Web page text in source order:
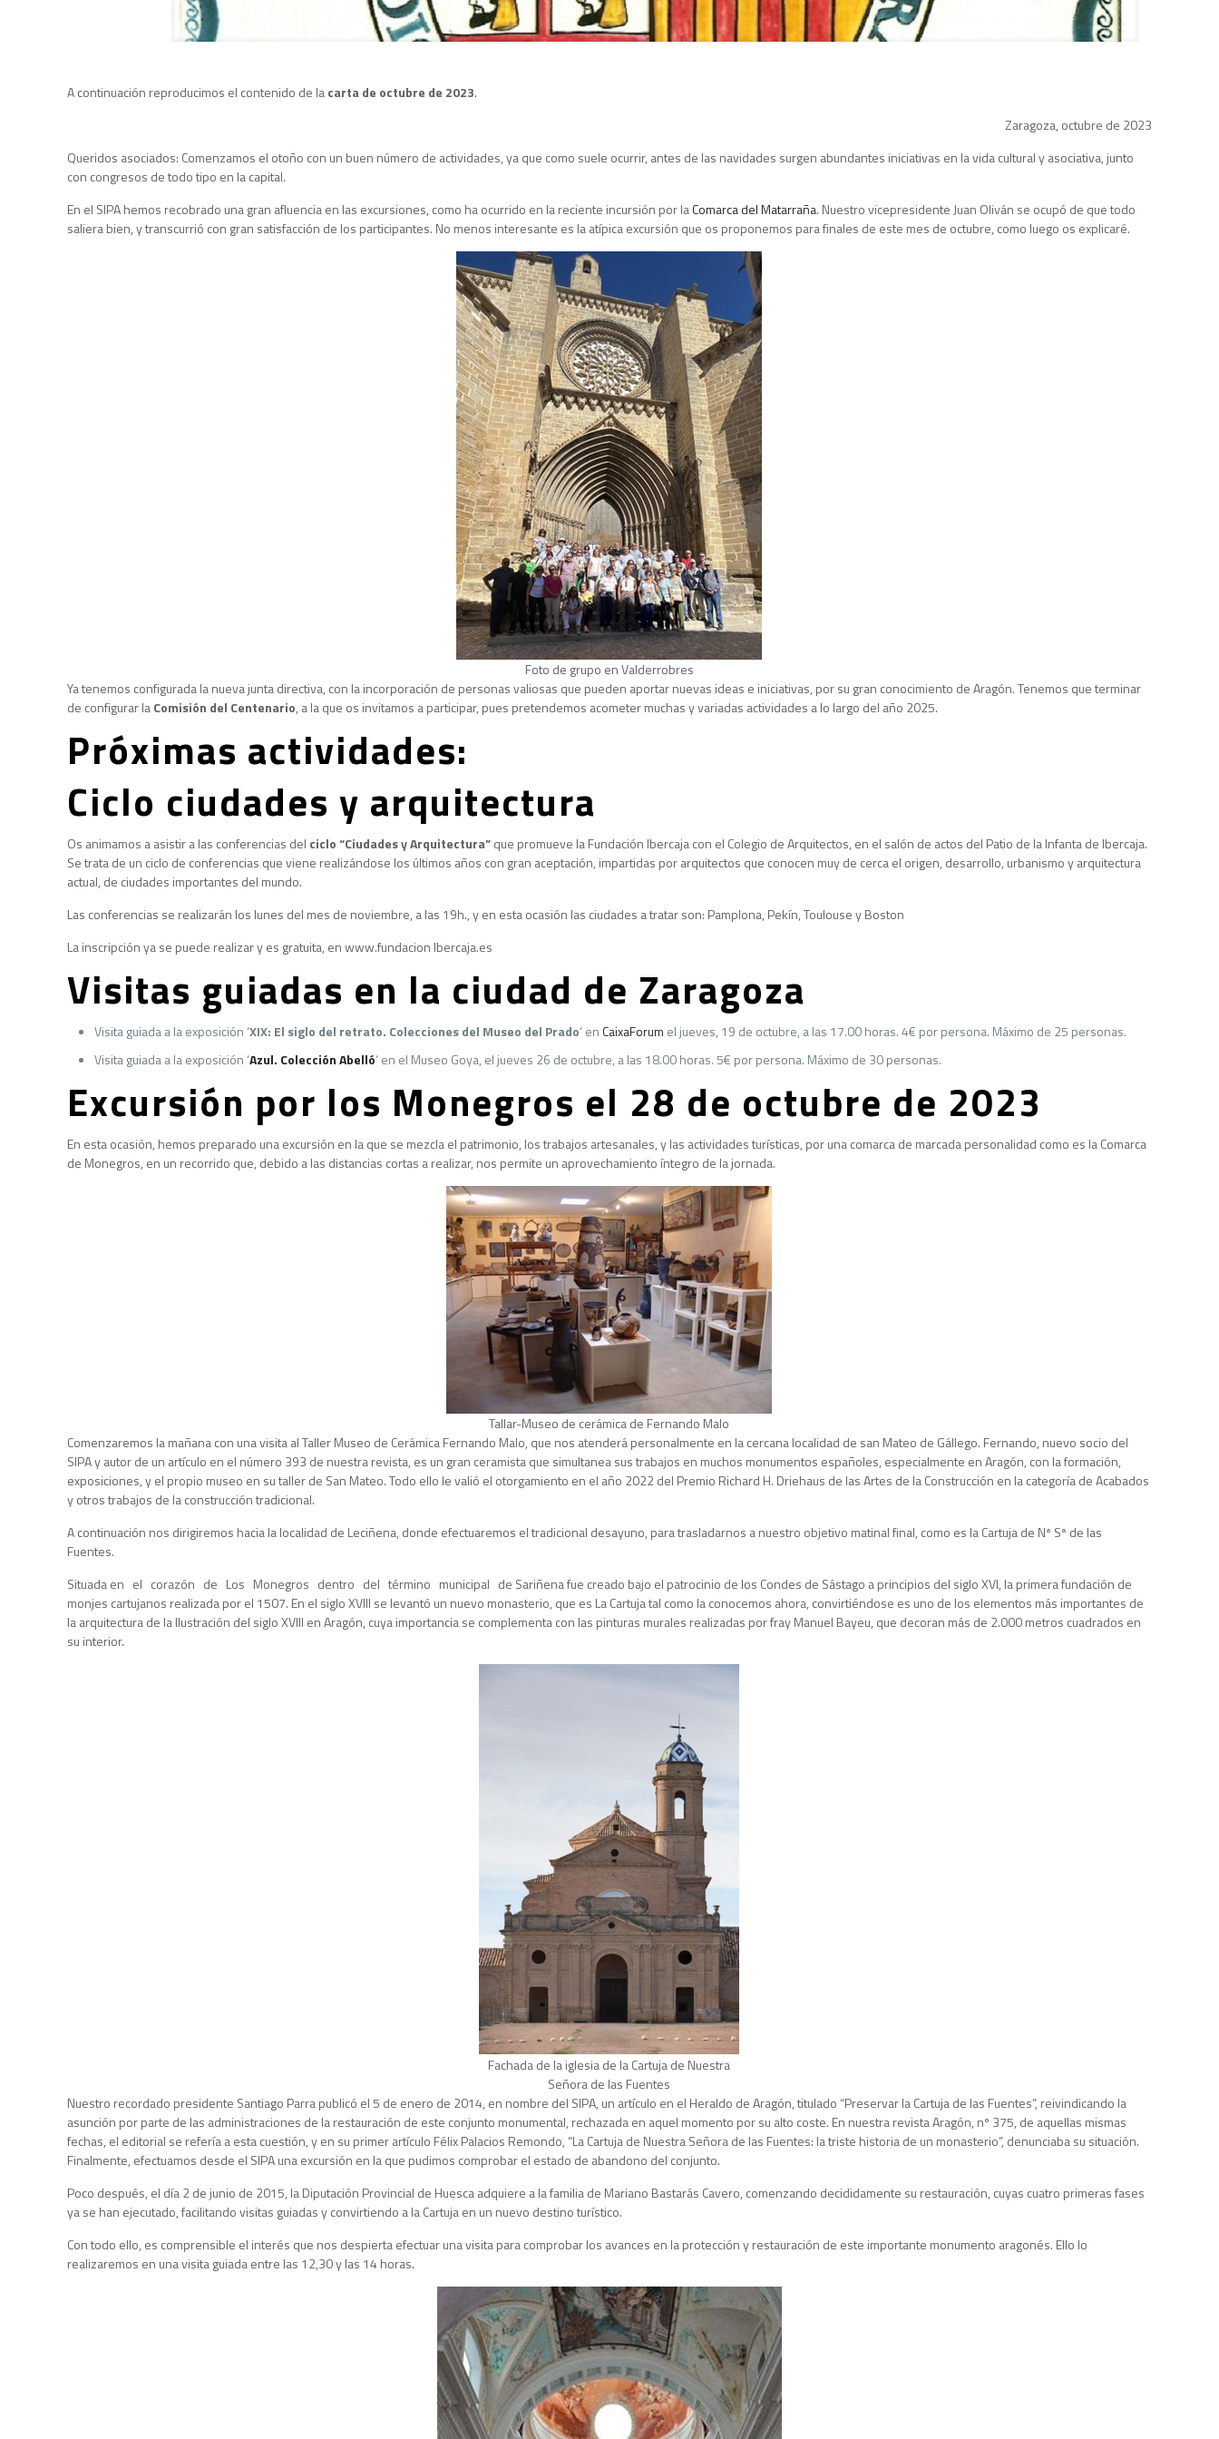
A continuación reproducimos el contenido de lacarta de octubre de 2023.
Zaragoza, octubre de 2023
Queridos asociados: Comenzamos el otoño con un buen número de actividades, ya que como suele ocurrir, antes de las navidades surgen abundantes iniciativas en la vida cultural y asociativa, junto
con congresos de todo tipo en la capital.
En el SIPA hemos recobrado una gran afluencia en las excursiones, como ha ocurrido en la reciente incursión por laComarca del Matarraña. Nuestro vicepresidente Juan Oliván se ocupó de que todo
saliera bien, y transcurrió con gran satisfacción de los participantes. No menos interesante es la atípica excursión que os proponemos para finales de este mes de octubre, como luego os explicaré.
Foto de grupo en Valderrobres
Ya tenemos configurada la nueva junta directiva, con la incorporación de personas valiosas que pueden aportar nuevas ideas e iniciativas, por su gran conocimiento de Aragón. Tenemos que terminar
de configurar laComisión del Centenario, a la que os invitamos a participar, pues pretendemos acometer muchas y variadas actividades a lo largo del año 2025.
Próximas actividades:
Ciclo ciudades y arquitectura
Os animamos a asistir a las conferencias del ciclo “Ciudades y Arquitectura”que promueve la Fundación Ibercaja con el Colegio de Arquitectos, en el salón de actos del Patio de la Infanta de Ibercaja.
Se trata de un ciclo de conferencias que viene realizándose los últimos años con gran aceptación, impartidas por arquitectos que conocen muy de cerca el origen, desarrollo, urbanismo y arquitectura
actual, de ciudades importantes del mundo.
Las conferencias se realizarán los lunes del mes de noviembre, a las 19h., y en esta ocasión las ciudades a tratar son: Pamplona, Pekín, Toulouse y Boston
La inscripción ya se puede realizar y es gratuita, en www.fundacion Ibercaja.es
Visitas guiadas en la ciudad de Zaragoza
Visita guiada a la exposición ‘XIX: El siglo del retrato. Colecciones del Museo del Prado‘ enCaixaForum el jueves, 19 de octubre, a las 17.00 horas. 4€ por persona. Máximo de 25 personas.
Visita guiada a la exposición ‘Azul. Colección Abelló‘ en el Museo Goya, el jueves 26 de octubre, a las 18.00 horas. 5€ por persona. Máximo de 30 personas.
Excursión por los Monegros el 28 de octubre de 2023
En esta ocasión, hemos preparado una excursión en la que se mezcla el patrimonio, los trabajos artesanales, y las actividades turísticas, por una comarca de marcada personalidad como es la Comarca
de Monegros, en un recorrido que, debido a las distancias cortas a realizar, nos permite un aprovechamiento íntegro de la jornada.
Tallar-Museo de cerámica de Fernando Malo
Comenzaremos la mañana con una visita al Taller Museo de Cerámica Fernando Malo, que nos atenderá personalmente en la cercana localidad de san Mateo de Gállego. Fernando, nuevo socio del
SIPA y autor de un artículo en el número 393 de nuestra revista, es un gran ceramista que simultanea sus trabajos en muchos monumentos españoles, especialmente en Aragón, con la formación,
exposiciones, y el propio museo en su taller de San Mateo. Todo ello le valió el otorgamiento en el año 2022 del Premio Richard H. Driehaus de las Artes de la Construcción en la categoría de Acabados
y otros trabajos de la construcción tradicional.
A continuación nos dirigiremos hacia la localidad de Leciñena, donde efectuaremos el tradicional desayuno, para trasladarnos a nuestro objetivo matinal final, como es la Cartuja de Nª Sª de las
Fuentes.
Situada en el corazón de Los Monegros dentro del término municipal de Sariñena fue creado bajo el patrocinio de los Condes de Sástago a principios del siglo XVI, la primera fundación de
monjes cartujanos realizada por el 1507. En el siglo XVIII se levantó un nuevo monasterio, que es La Cartuja tal como la conocemos ahora, convirtiéndose es uno de los elementos más importantes de
la arquitectura de la Ilustración del siglo XVIII en Aragón, cuya importancia se complementa con las pinturas murales realizadas por fray Manuel Bayeu, que decoran más de 2.000 metros cuadrados en
su interior.
Fachada de la iglesia de la Cartuja de Nuestra
Señora de las Fuentes
Nuestro recordado presidente Santiago Parra publicó el 5 de enero de 2014, en nombre del SIPA, un artículo en el Heraldo de Aragón, titulado “Preservar la Cartuja de las Fuentes”, reivindicando la
asunción por parte de las administraciones de la restauración de este conjunto monumental, rechazada en aquel momento por su alto coste. En nuestra revista Aragón, nº 375, de aquellas mismas
fechas, el editorial se refería a esta cuestión, y en su primer artículo Félix Palacios Remondo, “La Cartuja de Nuestra Señora de las Fuentes: la triste historia de un monasterio”, denunciaba su situación.
Finalmente, efectuamos desde el SIPA una excursión en la que pudimos comprobar el estado de abandono del conjunto.
Poco después, el día 2 de junio de 2015, la Diputación Provincial de Huesca adquiere a la familia de Mariano Bastarás Cavero, comenzando decididamente su restauración, cuyas cuatro primeras fases
ya se han ejecutado, facilitando visitas guiadas y convirtiendo a la Cartuja en un nuevo destino turístico.
Con todo ello, es comprensible el interés que nos despierta efectuar una visita para comprobar los avances en la protección y restauración de este importante monumento aragonés. Ello lo
realizaremos en una visita guiada entre las 12,30 y las 14 horas.